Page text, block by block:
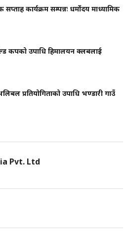
कार्यक्रम सम्पन्नः धर्मोदय माध्यामिक
कपको उपाधि हिमालयन क्लबलाई
प्रतियोगिताको उपाधि भण्डारी गाउँ
Pvt. Ltd